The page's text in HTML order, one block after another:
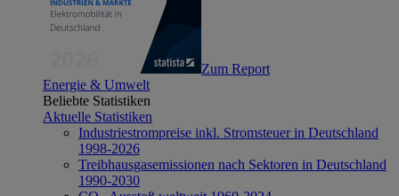
Zum Report
Energie & Umwelt
Beliebte Statistiken
Aktuelle Statistiken
Industriestrompreise inkl. Stromsteuer in Deutschland
1998-2026
Treibhausgasemissionen nach Sektoren in Deutschland
1990-2030